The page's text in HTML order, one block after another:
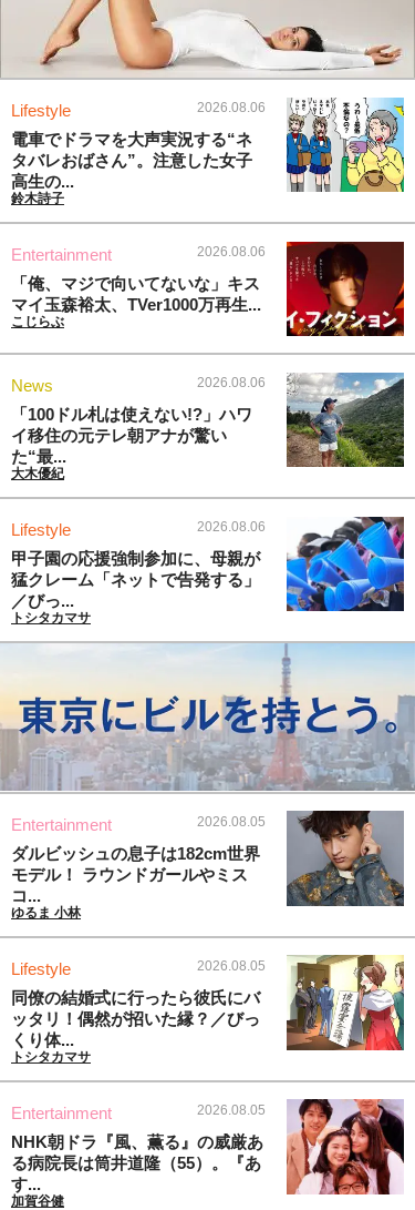
Lifestyle 2026.08.06
電車でドラマを大声実況する“ネ
タバレおばさん”。注意した女子
高生の...
鈴木詩子
Entertainment 2026.08.06
「俺、マジで向いてないな」キス
マイ玉森裕太、TVer1000万再生...
こじらぶ
News 2026.08.06
「100ドル札は使えない!?」ハワ
イ移住の元テレ朝アナが驚い
た“最...
大木優紀
Lifestyle 2026.08.06
甲子園の応援強制参加に、母親が
猛クレーム「ネットで告発する」
／びっ...
トシタカマサ
Entertainment 2026.08.05
ダルビッシュの息子は182cm世界
モデル！ ラウンドガールやミス
コ...
ゆるま 小林
Lifestyle 2026.08.05
同僚の結婚式に行ったら彼氏にバ
ッタリ！偶然が招いた縁？／びっ
くり体...
トシタカマサ
Entertainment 2026.08.05
NHK朝ドラ『風、薫る』の威厳あ
る病院長は筒井道隆（55）。『あ
す...
加賀谷健